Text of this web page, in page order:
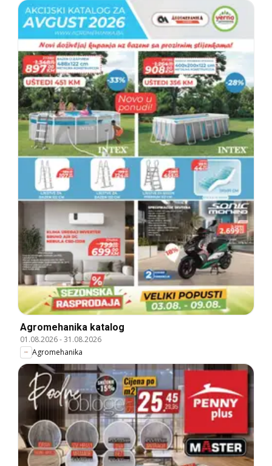
Agromehanika katalog
01.08.2026-31.08.2026
Agromehanika